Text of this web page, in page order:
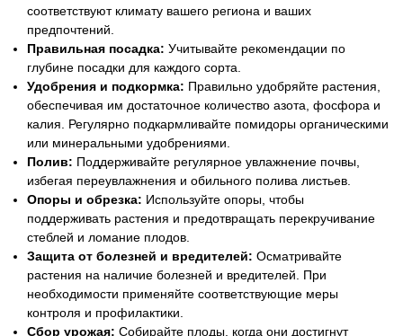
соответствуют климату вашего региона и ваших
предпочтений.
Правильная посадка:Учитывайте рекомендации по
глубине посадки для каждого сорта.
Удобрения и подкормка: Правильно удобряйте растения,
обеспечивая им достаточное количество азота, фосфора и
калия. Регулярно подкармливайте помидоры органическими
или минеральными удобрениями.
Полив: Поддерживайте регулярное увлажнение почвы,
избегая переувлажнения и обильного полива листьев.
Опоры и обрезка: Используйте опоры, чтобы
поддерживать растения и предотвращать перекручивание
стеблей и ломание плодов.
Защита от болезней и вредителей:Осматривайте
растения на наличие болезней и вредителей. При
необходимости применяйте соответствующие меры
контроля и профилактики.
Сбор урожая:Собирайте плоды, когда они достигнут